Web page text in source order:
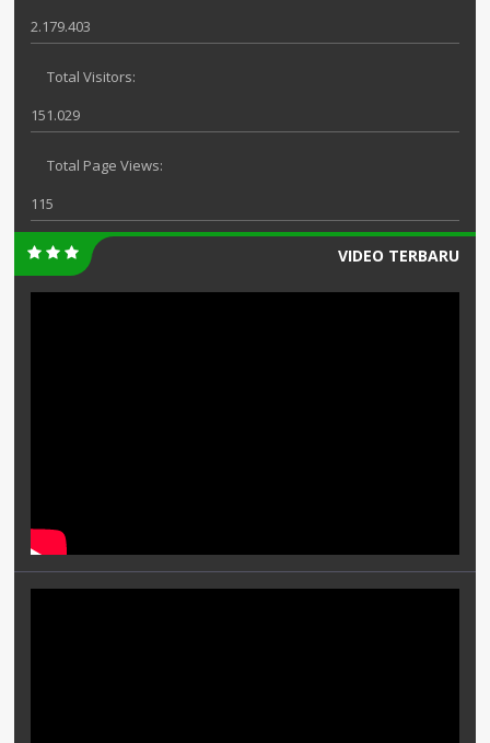
2.179.403
Total Visitors:
151.029
Total Page Views:
115
VIDEO TERBARU